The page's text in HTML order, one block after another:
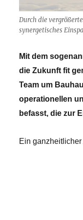
Durch die
synergetisches
Mit dem
die Zukunft fit
Team um
operationellen
befasst, die zur
Ein